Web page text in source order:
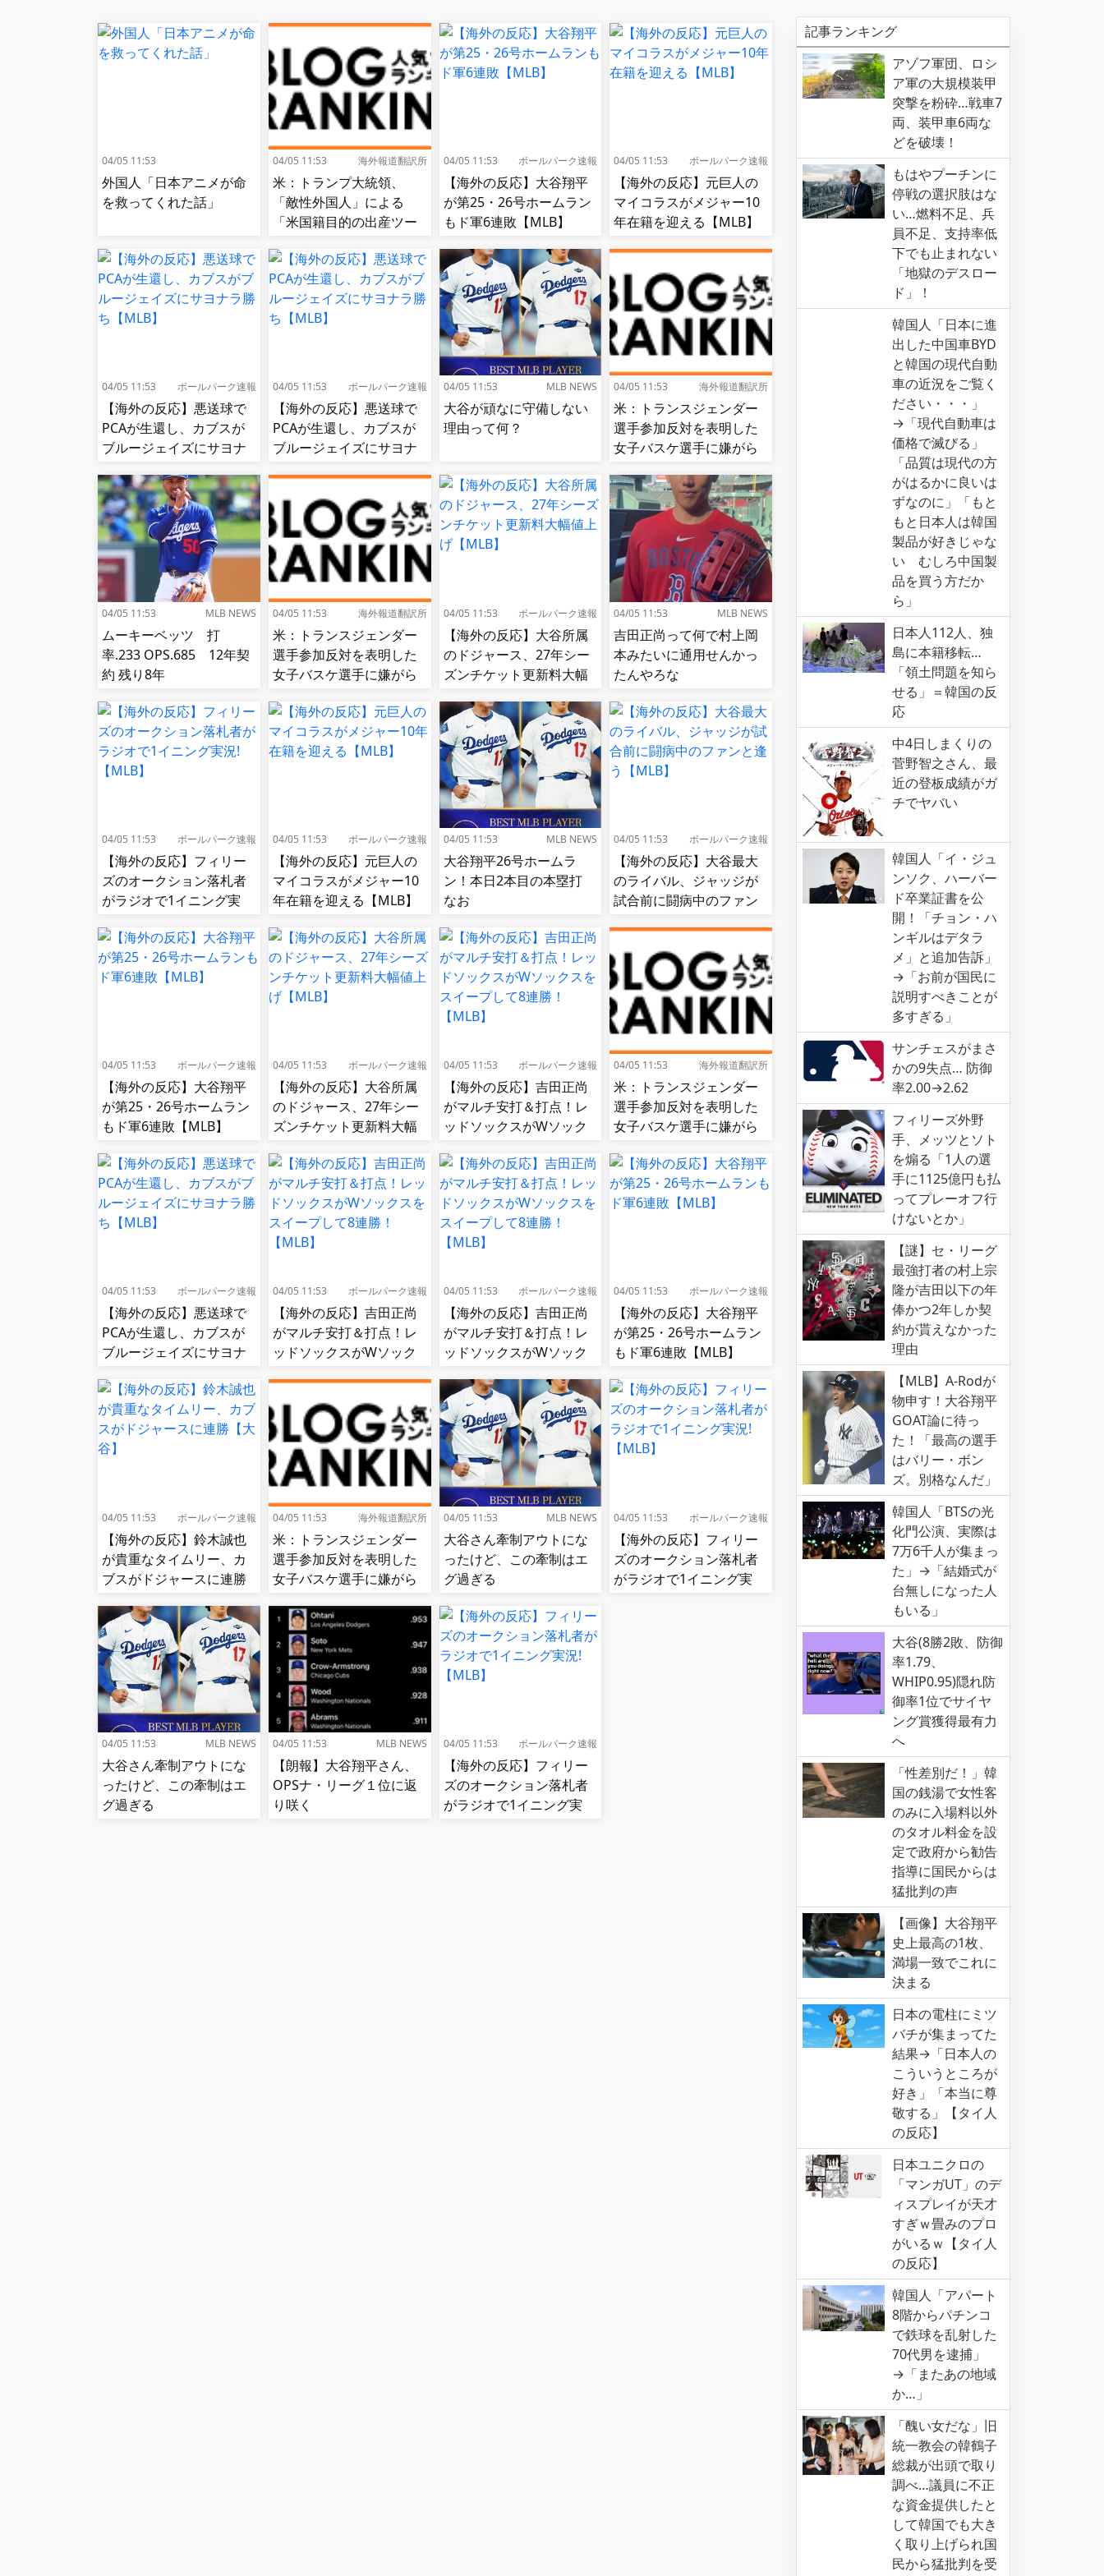
04/05 11:53
外国人「日本アニメが命
を救ってくれた話」
04/05 11:53 海外報道翻訳所
米：トランプ大統領、
「敵性外国人」による
「米国籍目的の出産ツー
寄生侵略防止へ[海外の反
応]
04/05 11:53 ボールパーク速報
【海外の反応】大谷翔平
が第25・26号ホームラン
もド軍6連敗【MLB】
04/05 11:53 ボールパーク速報
【海外の反応】元巨人の
マイコラスがメジャー10
年在籍を迎える【MLB】
04/05 11:53 ボールパーク速報
【海外の反応】悪送球で
PCAが生還し、カブスが
ブルージェイズにサヨナ
04/05 11:53 ボールパーク速報
【海外の反応】悪送球で
PCAが生還し、カブスが
ブルージェイズにサヨナ
04/05 11:53 MLB NEWS
大谷が頑なに守備しない
理由って何？
04/05 11:53 海外報道翻訳所
米：トランスジェンダー
選手参加反対を表明した
女子バスケ選手に嫌がら
（？）肘鉄を顔面に食ら
う[海外の反応]
04/05 11:53 MLB NEWS
ムーキーベッツ 打
率.233 OPS.685 12年契
約 残り8年
04/05 11:53 海外報道翻訳所
米：トランスジェンダー
選手参加反対を表明した
女子バスケ選手に嫌がら
（？）肘鉄を顔面に食ら
う[海外の反応]
04/05 11:53 ボールパーク速報
【海外の反応】大谷所属
のドジャース、27年シー
ズンチケット更新料大幅
04/05 11:53 MLB NEWS
吉田正尚って何で村上岡
本みたいに通用せんかっ
たんやろな
04/05 11:53 ボールパーク速報
【海外の反応】フィリー
ズのオークション落札者
がラジオで1イニング実
04/05 11:53 ボールパーク速報
【海外の反応】元巨人の
マイコラスがメジャー10
年在籍を迎える【MLB】
04/05 11:53 MLB NEWS
大谷翔平26号ホームラ
ン！本日2本目の本塁打
なお
04/05 11:53 ボールパーク速報
【海外の反応】大谷最大
のライバル、ジャッジが
試合前に闘病中のファン
04/05 11:53 ボールパーク速報
【海外の反応】大谷翔平
が第25・26号ホームラン
もド軍6連敗【MLB】
04/05 11:53 ボールパーク速報
【海外の反応】大谷所属
のドジャース、27年シー
ズンチケット更新料大幅
04/05 11:53 ボールパーク速報
【海外の反応】吉田正尚
がマルチ安打＆打点！レ
ッドソックスがWソック
【MLB】
04/05 11:53 海外報道翻訳所
米：トランスジェンダー
選手参加反対を表明した
女子バスケ選手に嫌がら
（？）肘鉄を顔面に食ら
う[海外の反応]
04/05 11:53 ボールパーク速報
【海外の反応】悪送球で
PCAが生還し、カブスが
ブルージェイズにサヨナ
04/05 11:53 ボールパーク速報
【海外の反応】吉田正尚
がマルチ安打＆打点！レ
ッドソックスがWソック
04/05 11:53 ボールパーク速報
【海外の反応】吉田正尚
がマルチ安打＆打点！レ
ッドソックスがWソック
【MLB】
04/05 11:53 ボールパーク速報
【海外の反応】大谷翔平
が第25・26号ホームラン
もド軍6連敗【MLB】
04/05 11:53 ボールパーク速報
【海外の反応】鈴木誠也
が貴重なタイムリー、カ
ブスがドジャースに連勝
04/05 11:53 海外報道翻訳所
米：トランスジェンダー
選手参加反対を表明した
女子バスケ選手に嫌がら
（？）肘鉄を顔面に食ら
う[海外の反応]
04/05 11:53 MLB NEWS
大谷さん牽制アウトにな
ったけど、この牽制はエ
グ過ぎる
04/05 11:53 ボールパーク速報
【海外の反応】フィリー
ズのオークション落札者
がラジオで1イニング実
04/05 11:53 MLB NEWS
大谷さん牽制アウトにな
ったけど、この牽制はエ
グ過ぎる
04/05 11:53 MLB NEWS
【朗報】大谷翔平さん、
OPSナ・リーグ１位に返
り咲く
04/05 11:53 ボールパーク速報
【海外の反応】フィリー
ズのオークション落札者
がラジオで1イニング実
記事ランキング
アゾフ軍団、ロシ
ア軍の大規模装甲
突撃を粉砕…戦車7
両、装甲車6両な
どを破壊！
もはやプーチンに
停戦の選択肢はな
い…燃料不足、兵
員不足、支持率低
下でも止まれない
「地獄のデスロー
ド」！
韓国人「日本に進
出した中国車BYD
と韓国の現代自動
車の近況をご覧く
ださい・・・」
→「現代自動車は
価格で滅びる」
「品質は現代の方
がはるかに良いは
ずなのに」「もと
もと日本人は韓国
製品が好きじゃな
い むしろ中国製
品を買う方だか
ら」
日本人112人、独
島に本籍移転…
「領土問題を知ら
せる」＝韓国の反
応
中4日しまくりの
菅野智之さん、最
近の登板成績がガ
チでヤバい
韓国人「イ・ジュ
ンソク、ハーバー
ド卒業証書を公
開！「チョン・ハ
ンギルはデタラ
メ」と追加告訴」
→「お前が国民に
説明すべきことが
多すぎる」
サンチェスがまさ
かの9失点… 防御
率2.00→2.62
フィリーズ外野
手、メッツとソト
を煽る「1人の選
手に1125億円も払
ってプレーオフ行
けないとか」
【謎】セ・リーグ
最強打者の村上宗
隆が吉田以下の年
俸かつ2年しか契
約が貰えなかった
理由
【MLB】A-Rodが
物申す！大谷翔平
GOAT論に待っ
た！「最高の選手
はバリー・ボン
ズ。別格なんだ」
韓国人「BTSの光
化門公演、実際は
7万6千人が集まっ
た」→「結婚式が
台無しになった人
もいる」
大谷(8勝2敗、防御
率1.79、
WHIP0.95)隠れ防
御率1位でサイヤ
ング賞獲得最有力
へ
「性差別だ！」韓
国の銭湯で女性客
のみに入場料以外
のタオル料金を設
定で政府から勧告
指導に国民からは
猛批判の声
【画像】大谷翔平
史上最高の1枚、
満場一致でこれに
決まる
日本の電柱にミツ
バチが集まってた
結果→「日本人の
こういうところが
好き」「本当に尊
敬する」【タイ人
の反応】
日本ユニクロの
「マンガUT」のデ
ィスプレイが天才
すぎｗ畳みのプロ
がいるｗ【タイ人
の反応】
韓国人「アパート
8階からパチンコ
で鉄球を乱射した
70代男を逮捕」
→「またあの地域
か…」
「醜い女だな」旧
統一教会の韓鶴子
総裁が出頭で取り
調べ…議員に不正
な資金提供したと
して韓国でも大き
く取り上げられ国
民から猛批判を受